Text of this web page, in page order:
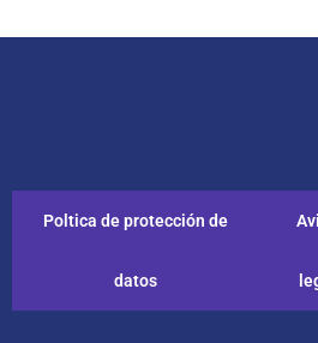
Poltica de protección de
datos